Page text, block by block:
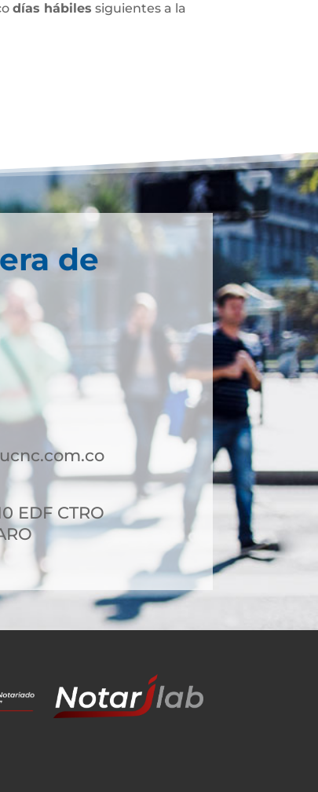
días hábiles siguientes a la
de
EDF CTRO